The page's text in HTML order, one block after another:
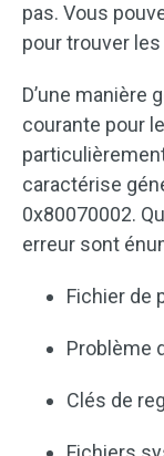
pas. Vous
pour trouver
D’une manière
courante pour
caractérise
0x80070002.
erreur sont
Fichier de
Problème
Clés de